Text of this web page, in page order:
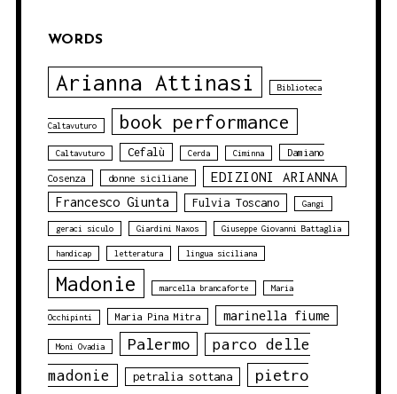
WORDS
Arianna Attinasi Biblioteca
Caltavuturo book performance
Caltavuturo Cefalù Cerda Ciminna Damiano
Cosenza donne siciliane EDIZIONI ARIANNA
Francesco Giunta Fulvia Toscano Gangi
geraci siculo Giardini Naxos Giuseppe Giovanni Battaglia
handicap letteratura lingua siciliana
Madonie marcella brancaforte Maria
Occhipinti Maria Pina Mitra marinella fiume
Moni Ovadia Palermo
parco delle
madonie
petralia sottana pietro